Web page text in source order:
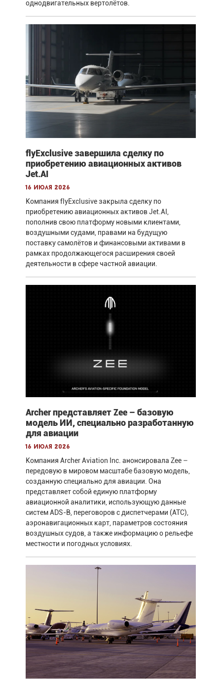
однодвигательных вертолётов.
flyExclusive завершила сделку по
приобретению авиационных активов
Jet.AI
16 июля 2026
Компания flyExclusive закрыла сделку по
приобретению авиационных активов Jet.AI,
пополнив свою платформу новыми клиентами,
воздушными судами, правами на будущую
поставку самолётов и финансовыми активами в
рамках продолжающегося расширения своей
деятельности в сфере частной авиации.
Archer представляет Zee – базовую
модель ИИ, специально разработанную
для авиации
16 июля 2026
Компания Archer Aviation Inc. анонсировала Zee –
передовую в мировом масштабе базовую модель,
созданную специально для авиации. Она
представляет собой единую платформу
авиационной аналитики, использующую данные
систем ADS-B, переговоров с диспетчерами (ATC),
аэронавигационных карт, параметров состояния
воздушных судов, а также информацию о рельефе
местности и погодных условиях.